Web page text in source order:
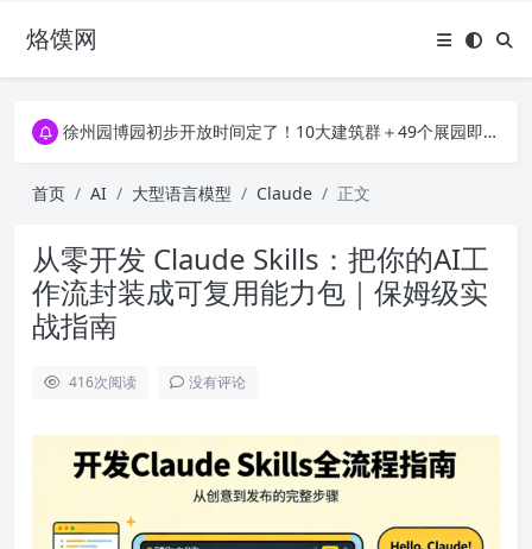
烙馍网16796个OpenClaw Skills合集下载｜总2.7G，压缩后仅738M，覆盖全场景技能
徐州园博园初步开放时间定了！10大建筑群＋49个展园即将亮相！
徐州园博园初步开放时间定了！10大建筑群＋49个展园即将亮相！
首页 AI 大型语言模型 Claude 正文
从零开发 Claude Skills：把你的AI工
作流封装成可复用能力包｜保姆级实
战指南
416次阅读 没有评论